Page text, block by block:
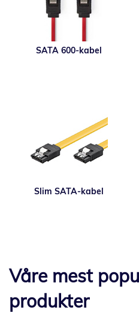
SATA 600-kabel
Slim SATA-kabel
Våre mest
produkter